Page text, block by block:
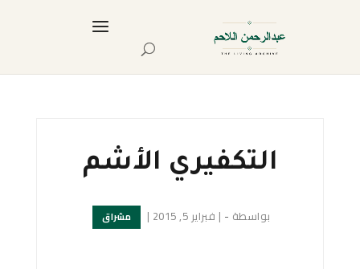
التكفيري الأشم
بواسطة -
| فبراير 5, 2015 | مشراق